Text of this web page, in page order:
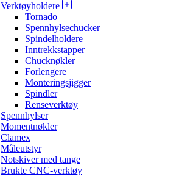
Verktøyholdere
Tornado
Spennhylsechucker
Spindelholdere
Inntrekkstapper
Chucknøkler
Forlengere
Monteringsjigger
Spindler
Renseverktøy
Spennhylser
Momentnøkler
Clamex
Måleutstyr
Notskiver med tange
Brukte CNC-verktøy